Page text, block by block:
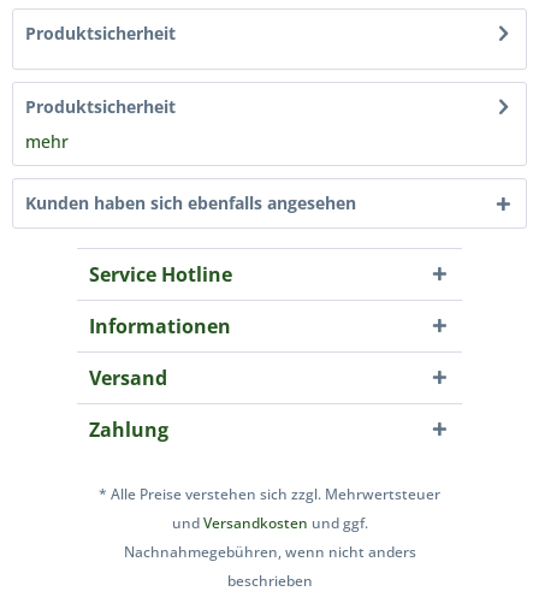
Produktsicherheit
Produktsicherheit
mehr
Kunden haben sich ebenfalls angesehen
Service Hotline
Informationen
Versand
Zahlung
* Alle Preise verstehen sich zzgl. Mehrwertsteuer
undVersandkosten und ggf.
Nachnahmegebühren, wenn nicht anders
beschrieben